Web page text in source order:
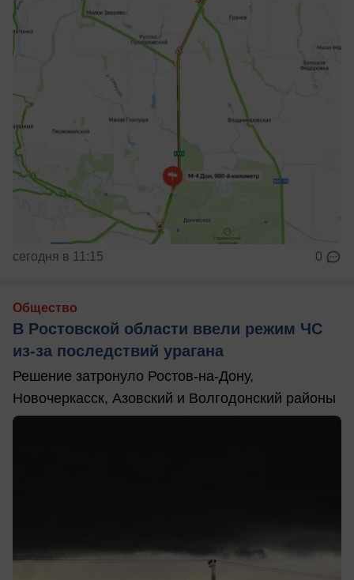
сегодня в 11:15 0
Общество
В Ростовской области ввели режим ЧС
из-за последствий урагана
Решение затронуло Ростов-на-Дону,
Новочеркасск, Азовский и Волгодонский районы